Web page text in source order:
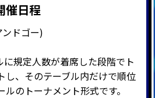
催日程
ドゴー)
に規定人数が着席した段階でト
し、そのテーブル内だけで順位
のトーナメント形式です。